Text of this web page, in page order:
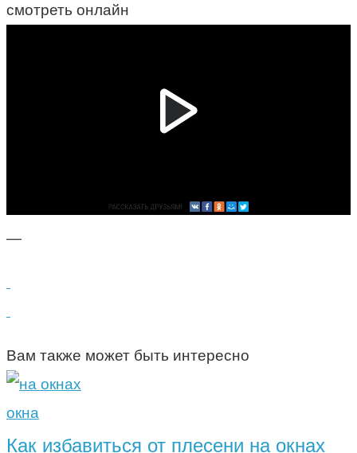
смотреть онлайн
—
Вам также может быть интересно
окна
Как избавиться от плесени на окнах